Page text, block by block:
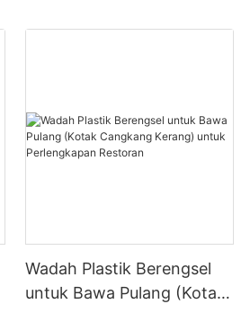
Wadah Plastik Berengsel
untuk Bawa Pulang (Kotak